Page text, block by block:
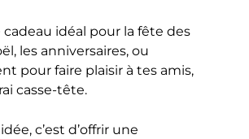
cadeau idéal pour la fête des
les anniversaires, ou
pour faire plaisir à tes amis,
casse-tête.
c’est d’offrir une